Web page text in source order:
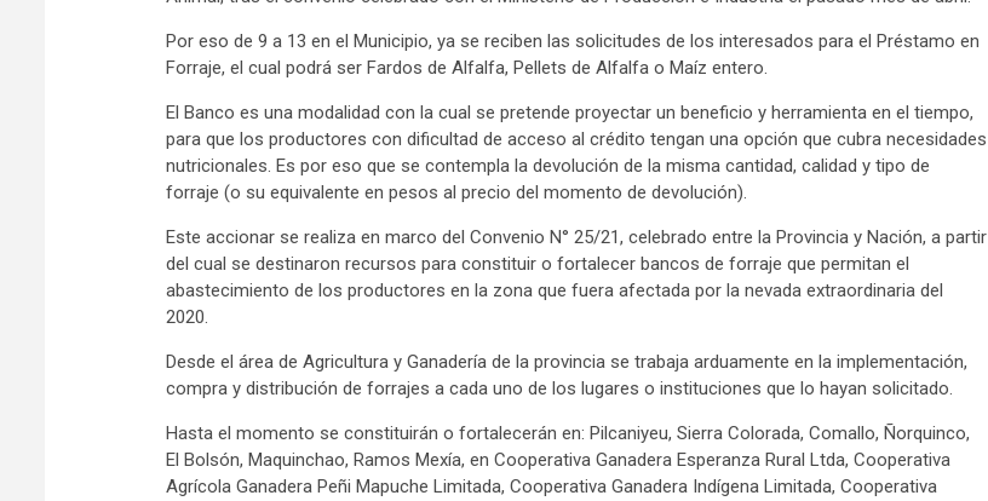
Por eso de 9 a 13 en el Municipio, ya se reciben las solicitudes de los interesados para el Préstamo en
Forraje, el cual podrá ser Fardos de Alfalfa, Pellets de Alfalfa o Maíz entero.
El Banco es una modalidad con la cual se pretende proyectar un beneficio y herramienta en el tiempo,
para que los productores con dificultad de acceso al crédito tengan una opción que cubra necesidades
nutricionales. Es por eso que se contempla la devolución de la misma cantidad, calidad y tipo de
forraje (o su equivalente en pesos al precio del momento de devolución).
Este accionar se realiza en marco del Convenio N° 25/21, celebrado entre la Provincia y Nación, a partir
del cual se destinaron recursos para constituir o fortalecer bancos de forraje que permitan el
abastecimiento de los productores en la zona que fuera afectada por la nevada extraordinaria del
2020.
Desde el área de Agricultura y Ganadería de la provincia se trabaja arduamente en la implementación,
compra y distribución de forrajes a cada uno de los lugares o instituciones que lo hayan solicitado.
Hasta el momento se constituirán o fortalecerán en: Pilcaniyeu, Sierra Colorada, Comallo, Ñorquinco,
El Bolsón, Maquinchao, Ramos Mexía, en Cooperativa Ganadera Esperanza Rural Ltda, Cooperativa
Agrícola Ganadera Peñi Mapuche Limitada, Cooperativa Ganadera Indígena Limitada, Cooperativa